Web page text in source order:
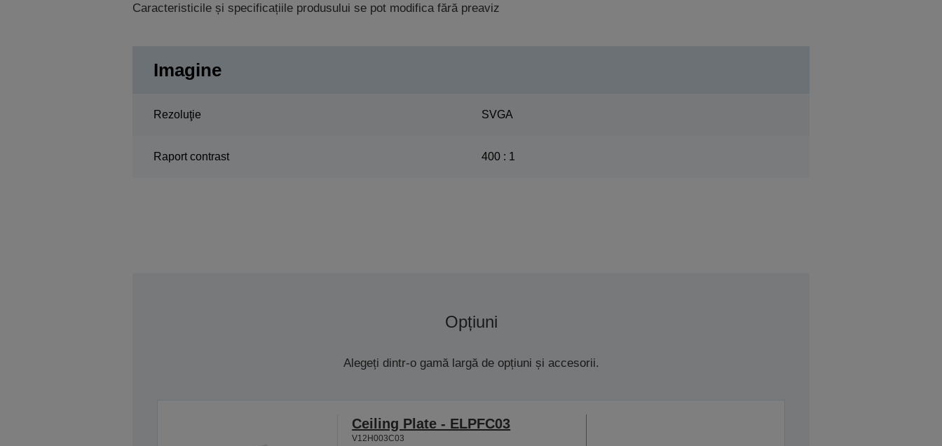
Caracteristicile și specificațiile produsului se pot modifica fără preaviz
Imagine
Rezoluţie SVGA
Raport contrast 400 : 1
Opțiuni
Alegeți dintr-o gamă largă de opțiuni și accesorii.
Ceiling Plate - ELPFC03
V12H003C03